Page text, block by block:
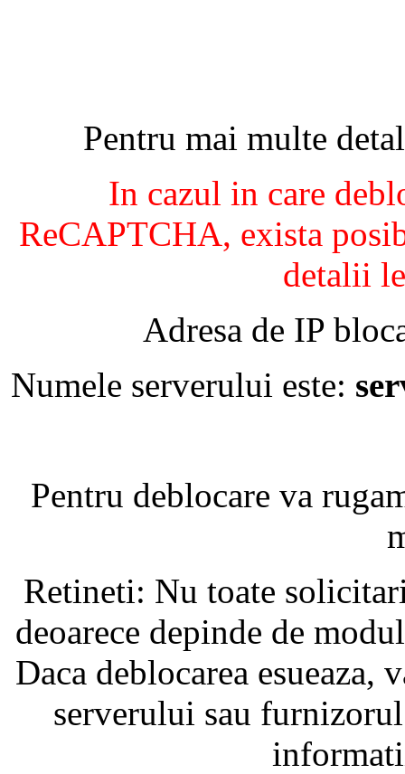
Pentru mai multe
In cazul in care
ReCAPTCHA, exista
detalii
Adresa de IP
Numele serverului este:
Pentru deblocare va
Retineti: Nu toate
deoarece depinde de
Daca deblocarea
serverului sau